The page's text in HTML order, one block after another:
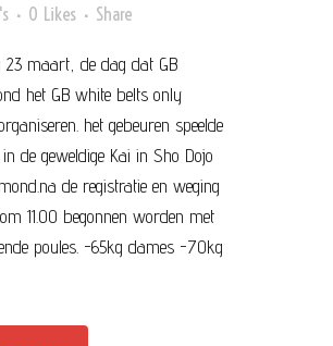
0 Likes Share
23 maart, de dag dat GB
het GB white belts only
het gebeuren speelde
de geweldige Kai in Sho Dojo
de registratie en weging
11.00 begonnen worden met
poules. -65kg dames -70kg